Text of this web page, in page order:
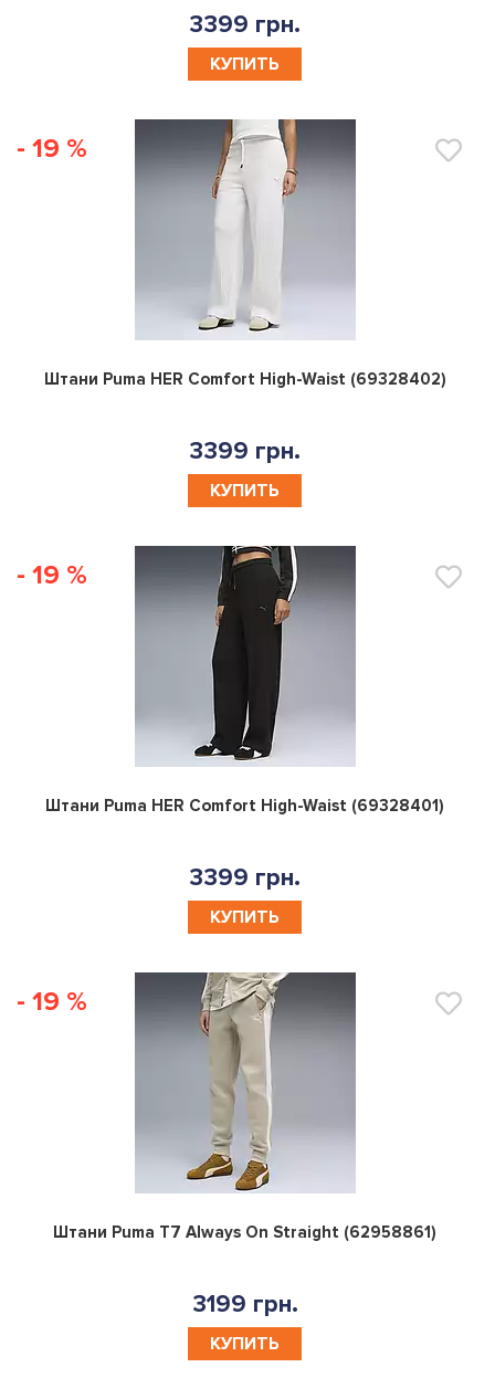
3399 грн.
КУПИТЬ
- 19 %
0
Штани Puma HER Comfort High-Waist (69328402)
3399 грн.
КУПИТЬ
- 19 %
0
Штани Puma HER Comfort High-Waist (69328401)
3399 грн.
КУПИТЬ
- 19 %
0
Штани Puma T7 Always On Straight (62958861)
3199 грн.
КУПИТЬ